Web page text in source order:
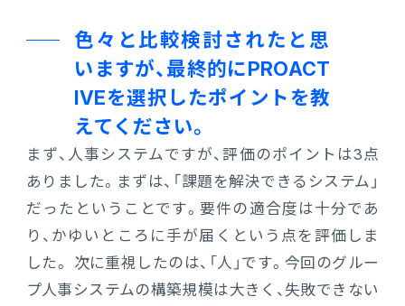
色々と比較検討されたと思
いますが、最終的にPROACT
IVEを選択したポイントを教
えてください。
まず、人事システムですが、評価のポイントは3点
ありました。まずは、「課題を解決できるシステム」
だったということです。要件の適合度は十分であ
り、かゆいところに手が届くという点を評価しま
した。 次に重視したのは、「人」です。今回のグルー
プ人事システムの構築規模は大きく、失敗できない